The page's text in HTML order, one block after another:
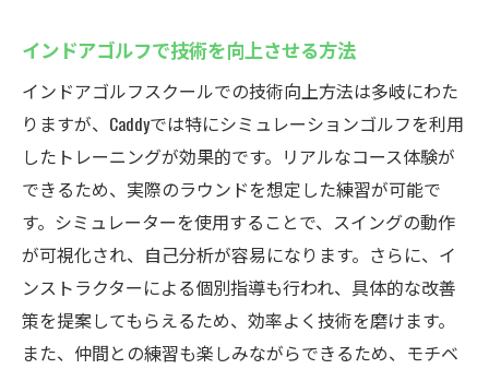
インドアゴルフで技術を向上させる方法
インドアゴルフスクールでの技術向上方法は多岐にわた
りますが、Caddyでは特にシミュレーションゴルフを利用
したトレーニングが効果的です。リアルなコース体験が
できるため、実際のラウンドを想定した練習が可能で
す。シミュレーターを使用することで、スイングの動作
が可視化され、自己分析が容易になります。さらに、イ
ンストラクターによる個別指導も行われ、具体的な改善
策を提案してもらえるため、効率よく技術を磨けます。
また、仲間との練習も楽しみながらできるため、モチベ